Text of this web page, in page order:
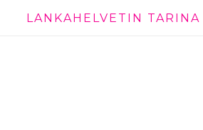
LANKAHELVETIN TARINA